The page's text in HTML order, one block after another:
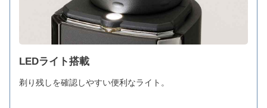
LEDライト搭載
剃り残しを確認しやすい便利なライト。